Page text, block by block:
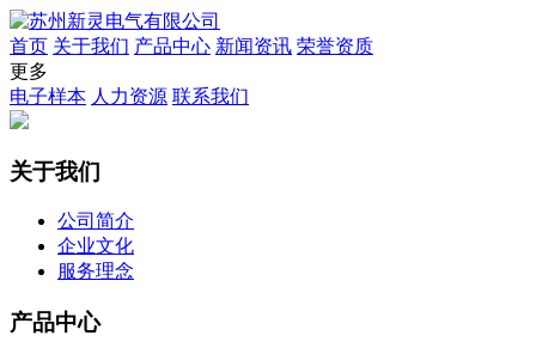
首页 关于我们 产品中心 新闻资讯 荣誉资质
更多
电子样本 人力资源 联系我们
关于我们
公司简介
企业文化
服务理念
产品中心